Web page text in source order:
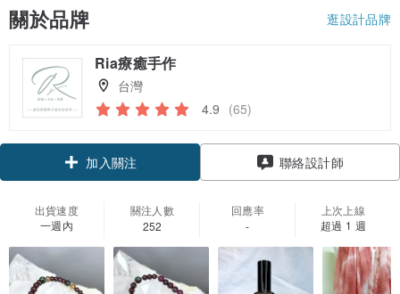
關於品牌 逛設計品牌
Ria療癒手作
台灣
4.9 (65)
加入關注
聯絡設計師
出貨速度
一週內
關注人數
252
回應率
-
上次上線
超過 1 週